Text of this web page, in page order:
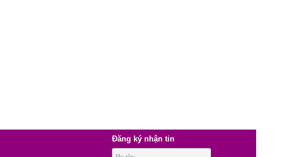
Đăng ký nhận tin